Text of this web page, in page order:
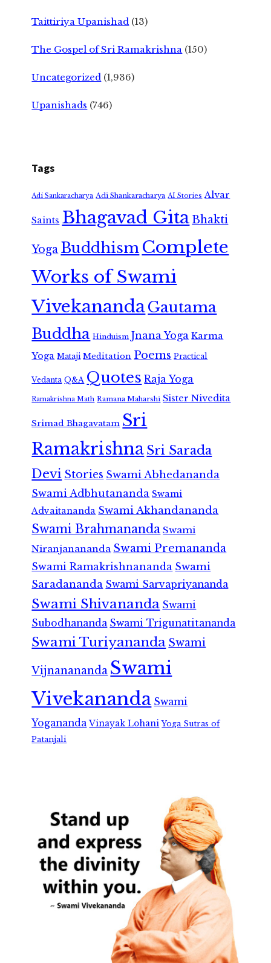
Taittiriya Upanishad (13)
The Gospel of Sri Ramakrishna (150)
Uncategorized (1,936)
Upanishads (746)
Tags
Adi Sankaracharya Adi Shankaracharya AI Stories Alvar
Saints Bhagavad GitaBhakti
Yoga Buddhism Complete
Works of Swami
VivekanandaGautama
Buddha Hinduism Jnana Yoga Karma
Yoga Mataji Meditation Poems Practical
Vedanta Q&A Quotes Raja Yoga
Ramakrishna Math Ramana Maharshi Sister Nivedita
Srimad Bhagavatam Sri
RamakrishnaSri Sarada
Devi Stories Swami Abhedananda
Swami Adbhutananda Swami
Advaitananda Swami Akhandananda
Swami Brahmananda Swami
Niranjanananda Swami Premananda
Swami Ramakrishnananda Swami
Saradananda Swami Sarvapriyananda
Swami Shivananda Swami
Subodhananda Swami Trigunatitananda
Swami Turiyananda Swami
Vijnanananda Swami
Vivekananda Swami
Yogananda Vinayak Lohani Yoga Sutras of
Patanjali